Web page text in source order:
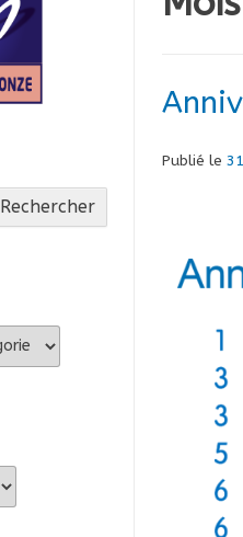
Publié le
Rechercher